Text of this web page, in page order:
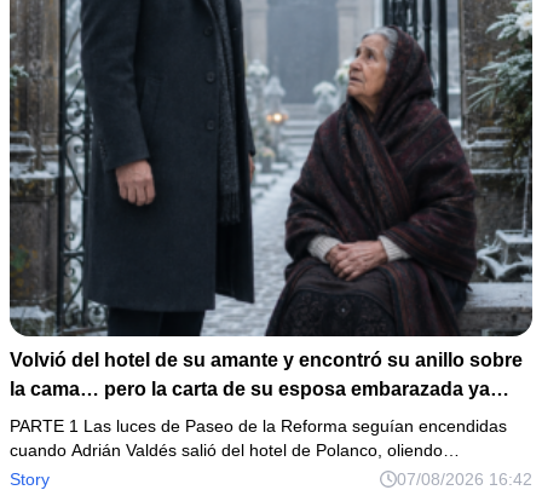
Volvió del hotel de su amante y encontró su anillo sobre
la cama… pero la carta de su esposa embarazada ya
había puesto en marcha su ruina
PARTE 1 Las luces de Paseo de la Reforma seguían encendidas
cuando Adrián Valdés salió del hotel de Polanco, oliendo…
Story
07/08/2026 16:42